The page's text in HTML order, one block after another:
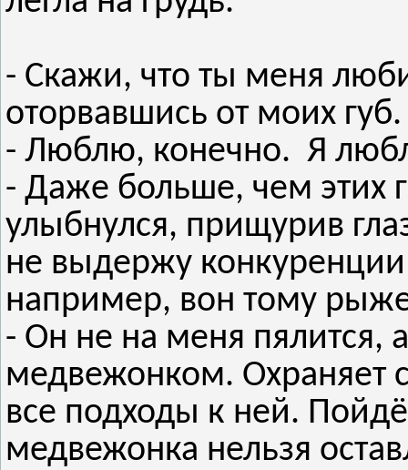
- Скажи, что ты меня
оторвавшись от моих губ.
- Люблю, конечно. Я
- Даже больше, чем этих
улыбнулся, прищурив
не выдержу
например, вон тому
- Он не на меня пялится,
медвежонком. Охраняет
все подходы к ней.
медвежонка нельзя